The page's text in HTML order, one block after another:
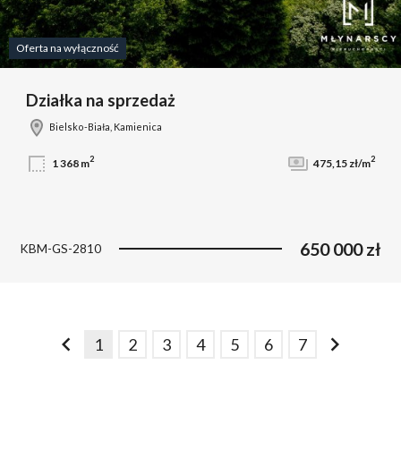
Oferta na wyłączność
Działka na sprzedaż
Bielsko-Biała, Kamienica
1 368 m2 475,15 zł/m2
KBM-GS-2810 650 000 zł
prev
1 2 3 4 5 6 7
next